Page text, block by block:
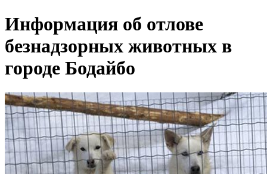
Информация об отлове
безнадзорных животных в
городе Бодайбо